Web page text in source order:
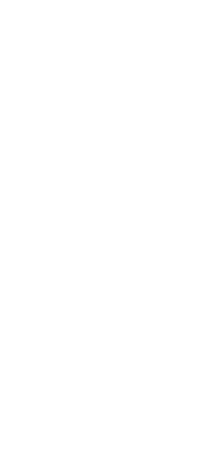
Hochinzidenz Gebiet.